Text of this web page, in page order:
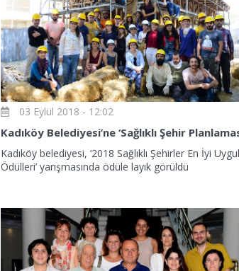
03 Eylül 2018 - 12:02
Kadıköy belediyesi, ‘2018 Sağlıklı Şehirler En İyi
Ödülleri’ yarışmasında ödüle layık görüldü